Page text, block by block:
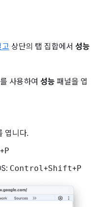
상단의 탭 집합에서 성능
를 사용하여 성능 패널을 엽
엽니다.
+P
Control+Shift+P